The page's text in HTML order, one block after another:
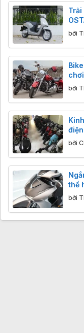
Trải
bởi
bởi
bởi
thế
tiền
bởi